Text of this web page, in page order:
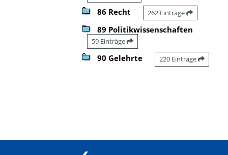
86 Recht 262 Einträge
89 Politikwissenschaften
59 Einträge
90 Gelehrte 220 Einträge